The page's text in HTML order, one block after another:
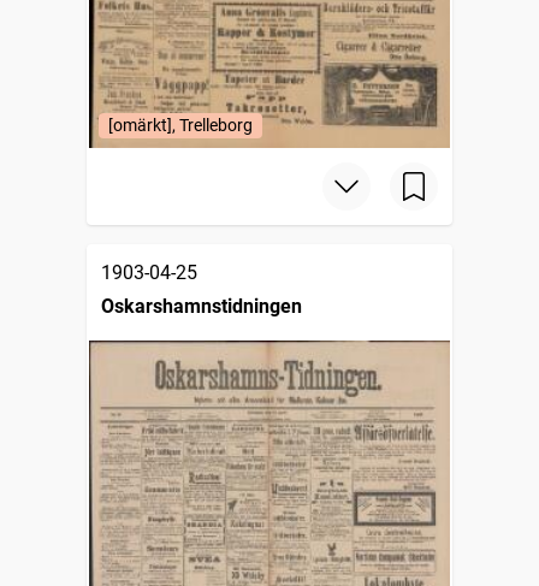
[omärkt], Trelleborg
1903-04-25
Oskarshamnstidningen